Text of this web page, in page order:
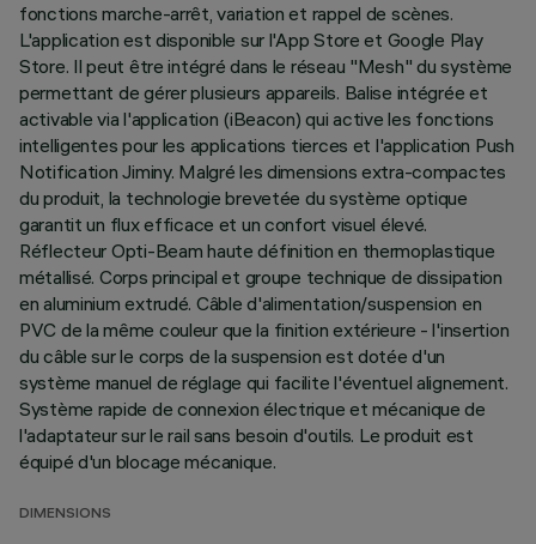
fonctions marche-arrêt, variation et rappel de scènes.
L'application est disponible sur l'App Store et Google Play
Store. Il peut être intégré dans le réseau "Mesh" du système
permettant de gérer plusieurs appareils. Balise intégrée et
activable via l'application (iBeacon) qui active les fonctions
intelligentes pour les applications tierces et l'application Push
Notification Jiminy. Malgré les dimensions extra-compactes
du produit, la technologie brevetée du système optique
garantit un flux efficace et un confort visuel élevé.
Réflecteur Opti-Beam haute définition en thermoplastique
métallisé. Corps principal et groupe technique de dissipation
en aluminium extrudé. Câble d'alimentation/suspension en
PVC de la même couleur que la finition extérieure - l'insertion
du câble sur le corps de la suspension est dotée d'un
système manuel de réglage qui facilite l'éventuel alignement.
Système rapide de connexion électrique et mécanique de
l'adaptateur sur le rail sans besoin d'outils. Le produit est
équipé d'un blocage mécanique.
DIMENSIONS